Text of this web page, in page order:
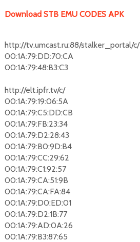
Download STB EMU CODES APK
http://tv.umcast.ru:88/stalker_portal/c/
00:1A:79:DD:70:CA
00:1A:79:48:B3:C3
http://elt.ipfr.tv/c/
00:1A:79:19:06:5A
00:1A:79:C5:DD:CB
00:1A:79:FB:23:34
00:1A:79:D2:28:43
00:1A:79:B0:9D:B4
00:1A:79:CC:29:62
00:1A:79:C1:92:57
00:1A:79:CA:51:9B
00:1A:79:CA:FA:84
00:1A:79:D0:ED:01
00:1A:79:D2:1B:77
00:1A:79:AD:0A:26
00:1A:79:B3:87:65